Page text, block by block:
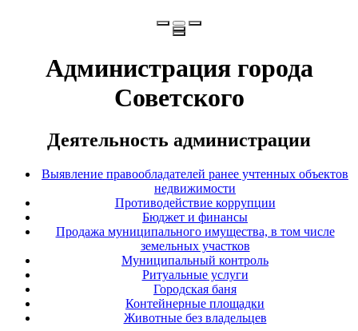
Администрация города
Советского
Деятельность администрации
Выявление правообладателей ранее учтенных объектов
недвижимости
Противодействие коррупции
Бюджет и финансы
Продажа муниципального имущества, в том числе
земельных участков
Муниципальный контроль
Ритуальные услуги
Городская баня
Контейнерные площадки
Животные без владельцев